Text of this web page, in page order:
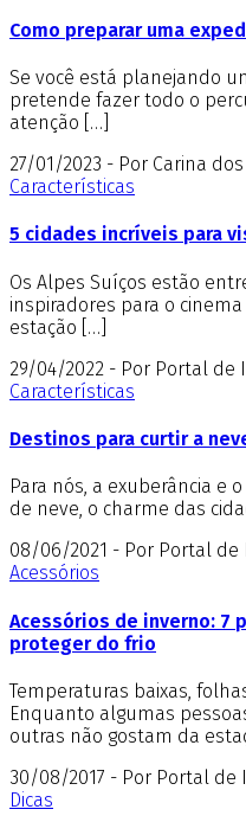
Como preparar uma
Se você está planejando
pretende fazer todo o
atenção […]
27/01/2023 - Por Carina dos
Características
5 cidades incríveis para
Os Alpes Suíços estão
inspiradores para o
estação […]
29/04/2022 - Por Portal de
Características
Destinos para curtir a
Para nós, a exuberância e
de neve, o charme das
08/06/2021 - Por Portal de
Acessórios
Acessórios de inverno: 7
proteger do frio
Temperaturas baixas,
Enquanto algumas
outras não gostam da
30/08/2017 - Por Portal de
Dicas